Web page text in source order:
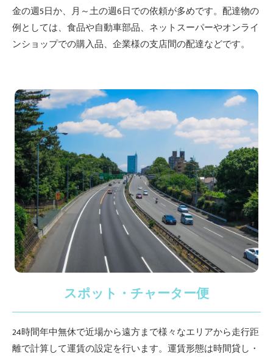
金の週5日か、月～土の週6日での依頼が多めです。配達物の
例としては、食品や自動車部品、ネットスーパーやオンライ
ンショップでの購入品、企業様の支店間の配達などです。
スポット・チャーター便
24時間年中無休で近場から遠方まで様々なエリアから走行距
離で計算して運賃の設定を行います。運賃形態は時間貸し・